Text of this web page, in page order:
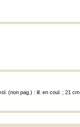
(non pag.) : ill. en coul. ; 21 cm.